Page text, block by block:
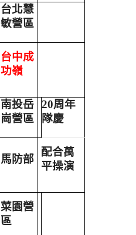
台北慧
敏營區
台中成
功嶺
南投岳
崗營區
20周年
隊慶
馬防部
配合萬
平操演
菜園營
區